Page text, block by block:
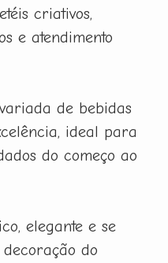
criativos,
e atendimento
de bebidas
ideal para
do começo ao
elegante e se
do